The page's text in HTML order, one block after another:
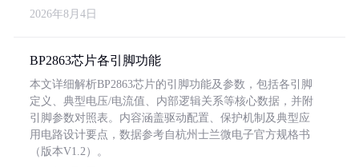
2026年8月4日
BP2863芯片各引脚功能
本文详细解析BP2863芯片的引脚功能及参数，包括各引脚
定义、典型电压/电流值、内部逻辑关系等核心数据，并附
引脚参数对照表。内容涵盖驱动配置、保护机制及典型应
用电路设计要点，数据参考自杭州士兰微电子官方规格书
（版本V1.2）。